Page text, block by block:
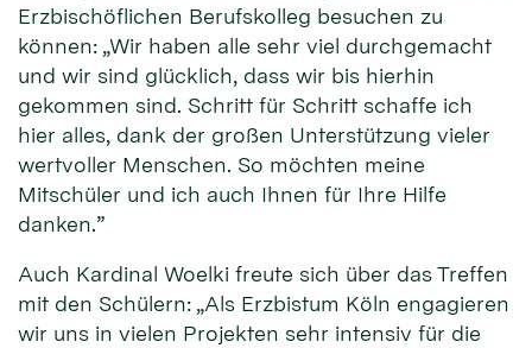
Erzbischöflichen Berufskolleg besuchen zu
können: „Wir haben alle sehr viel durchgemacht
und wir sind glücklich, dass wir bis hierhin
gekommen sind. Schritt für Schritt schaffe ich
hier alles, dank der großen Unterstützung vieler
wertvoller Menschen. So möchten meine
Mitschüler und ich auch Ihnen für Ihre Hilfe
danken.”
Auch Kardinal Woelki freute sich über das Treffen
mit den Schülern: „Als Erzbistum Köln engagieren
wir uns in vielen Projekten sehr intensiv für die